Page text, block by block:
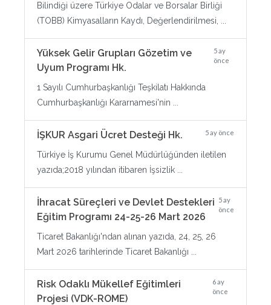
Bilindiği üzere Türkiye Odalar ve Borsalar Birliği
(TOBB) Kimyasalların Kaydı, Değerlendirilmesi, ...
Yüksek Gelir Grupları Gözetim ve
Uyum Programı Hk.
5 ay
önce
1 Sayılı Cumhurbaşkanlığı Teşkilatı Hakkında
Cumhurbaşkanlığı Kararnamesi'nin ...
İŞKUR Asgari Ücret Desteği Hk. 5 ay önce
Türkiye İş Kurumu Genel Müdürlüğünden iletilen
yazıda;2018 yılından itibaren İşsizlik ...
İhracat Süreçleri ve Devlet Destekleri
Eğitim Programı 24-25-26 Mart 2026
5 ay
önce
Ticaret Bakanlığı'ndan alınan yazıda, 24, 25, 26
Mart 2026 tarihlerinde Ticaret Bakanlığı ...
Risk Odaklı Mükellef Eğitimleri
Projesi (VDK-ROME)
6 ay
önce